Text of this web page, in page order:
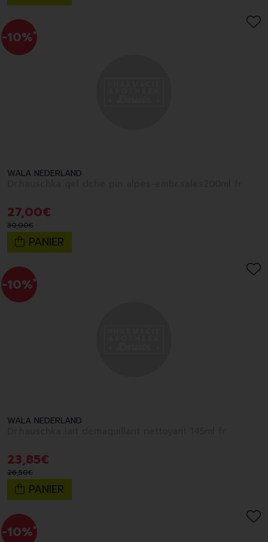
-10%*
WALA NEDERLAND
27,00€
30,00€
PANIER
-10%*
WALA NEDERLAND
23,85€
26,50€
PANIER
-10%*